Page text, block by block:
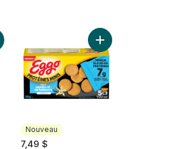
au panier
VEGGIES MADE GREAT Frittatas aux
Nouveau
7,49 $
Ajouter Eggo Crêpes